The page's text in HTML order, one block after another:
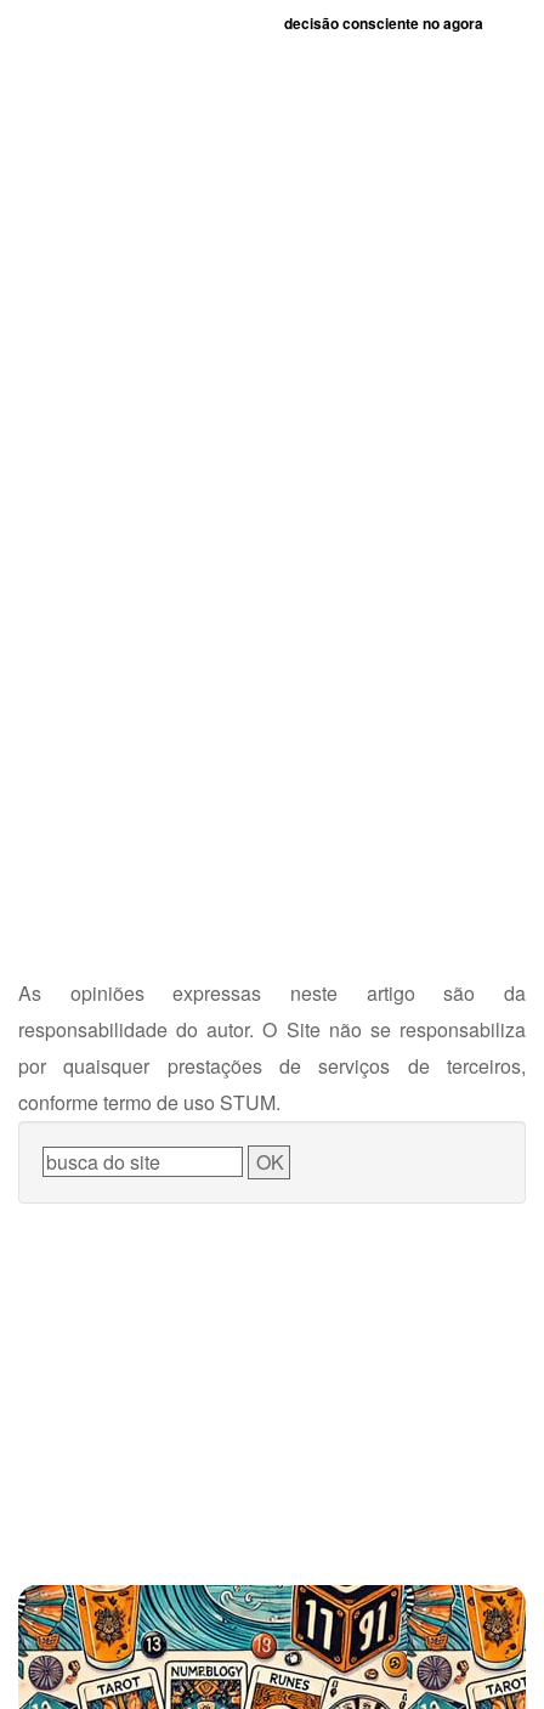
decisão consciente no agora
As opiniões expressas neste artigo são da
responsabilidade do autor. O Site não se responsabiliza
por quaisquer prestações de serviços de terceiros,
conforme termo de uso STUM.